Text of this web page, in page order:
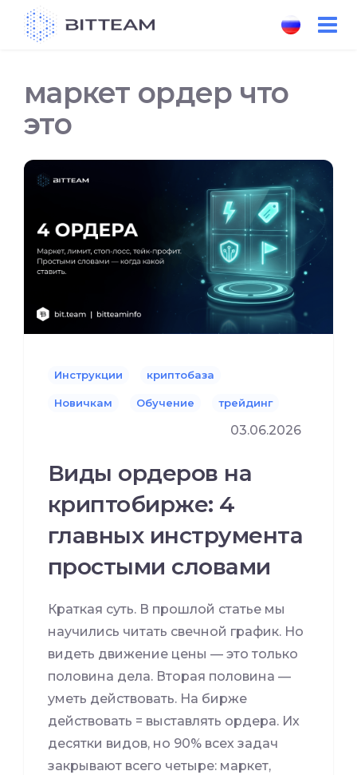
маркет ордер что
это
Инструкции криптобаза
Новичкам Обучение трейдинг
03.06.2026
Виды ордеров на
криптобирже: 4
главных инструмента
простыми словами
Краткая суть. В прошлой статье мы
научились читать свечной график. Но
видеть движение цены — это только
половина дела. Вторая половина —
уметь действовать. На бирже
действовать = выставлять ордера. Их
десятки видов, но 90% всех задач
закрывают всего четыре: маркет,